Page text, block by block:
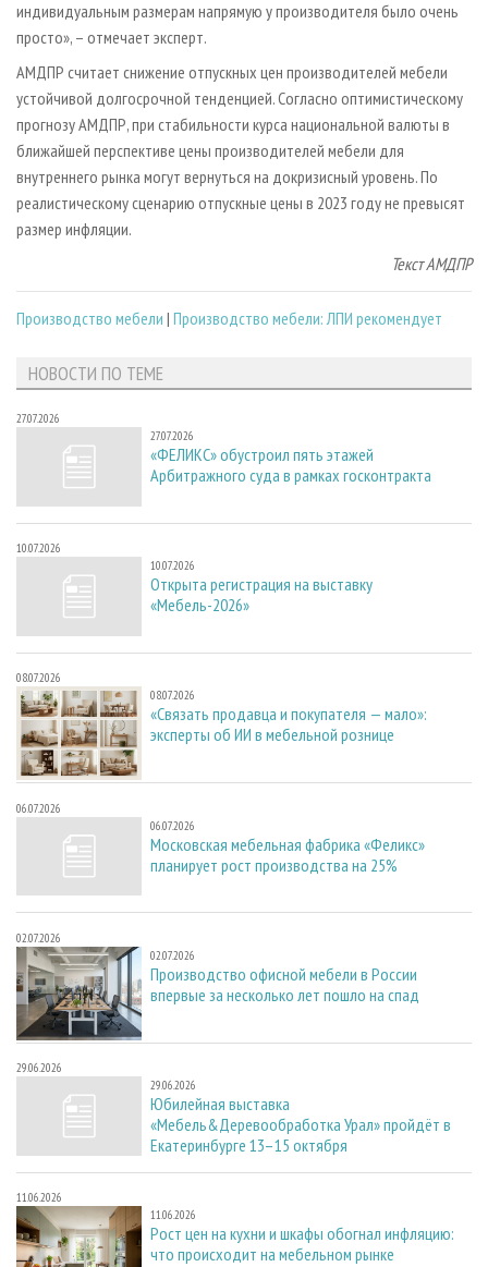
индивидуальным размерам напрямую у производителя было очень
просто», – отмечает эксперт.
АМДПР считает снижение отпускных цен производителей мебели
устойчивой долгосрочной тенденцией. Согласно оптимистическому
прогнозу АМДПР, при стабильности курса национальной валюты в
ближайшей перспективе цены производителей мебели для
внутреннего рынка могут вернуться на докризисный уровень. По
реалистическому сценарию отпускные цены в 2023 году не превысят
размер инфляции.
Текст АМДПР
Производство мебели | Производство мебели: ЛПИ рекомендует
НОВОСТИ ПО ТЕМЕ
27.07.2026
27.07.2026
«ФЕЛИКС» обустроил пять этажей
Арбитражного суда в рамках госконтракта
10.07.2026
10.07.2026
Открыта регистрация на выставку
«Мебель-2026»
08.07.2026
08.07.2026
«Связать продавца и покупателя — мало»:
эксперты об ИИ в мебельной рознице
06.07.2026
06.07.2026
Московская мебельная фабрика «Феликс»
планирует рост производства на 25%
02.07.2026
02.07.2026
Производство офисной мебели в России
впервые за несколько лет пошло на спад
29.06.2026
29.06.2026
Юбилейная выставка
«Мебель&Деревообработка Урал» пройдёт в
Екатеринбурге 13–15 октября
11.06.2026
11.06.2026
Рост цен на кухни и шкафы обогнал инфляцию:
что происходит на мебельном рынке